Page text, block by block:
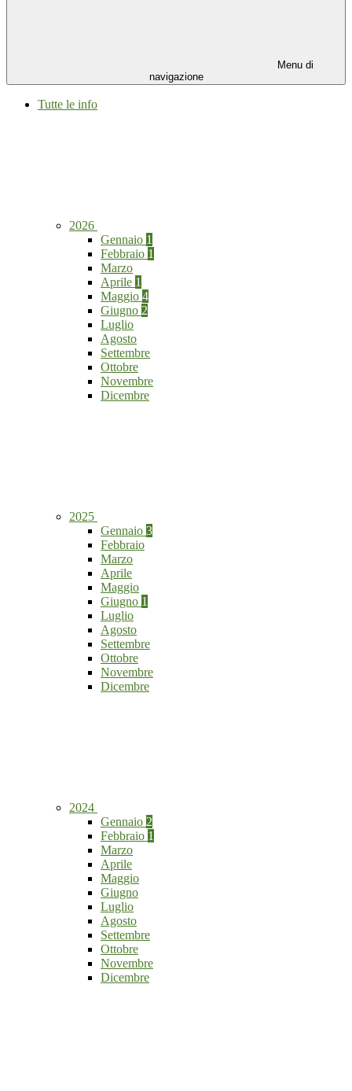
Menu di
navigazione
Tutte le info
2026
Gennaio 1
Febbraio 1
Marzo
Aprile 1
Maggio 4
Giugno 2
Luglio
Agosto
Settembre
Ottobre
Novembre
Dicembre
2025
Gennaio 3
Febbraio
Marzo
Aprile
Maggio
Giugno 1
Luglio
Agosto
Settembre
Ottobre
Novembre
Dicembre
2024
Gennaio 2
Febbraio 1
Marzo
Aprile
Maggio
Giugno
Luglio
Agosto
Settembre
Ottobre
Novembre
Dicembre